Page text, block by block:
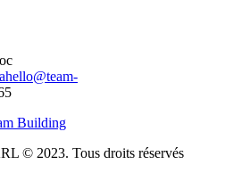
hello@team-
Building
© 2023. Tous droits réservés